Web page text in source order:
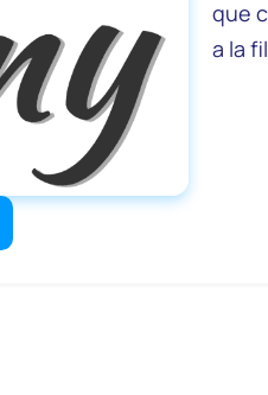
que
a la